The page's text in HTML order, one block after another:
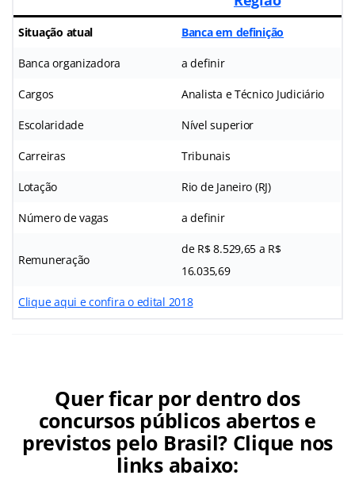
Situação atual Banca em definição
Banca organizadora a definir
Cargos Analista e Técnico Judiciário
Escolaridade Nível superior
Carreiras Tribunais
Lotação Rio de Janeiro (RJ)
Número de vagas a definir
Remuneração
de R$ 8.529,65 a R$
16.035,69
Clique aqui e confira o edital 2018
Quer ficar por dentro dos
concursos públicos abertos e
previstos pelo Brasil? Clique nos
links abaixo: